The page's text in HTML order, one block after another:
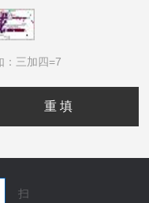
：三加四=7
扫